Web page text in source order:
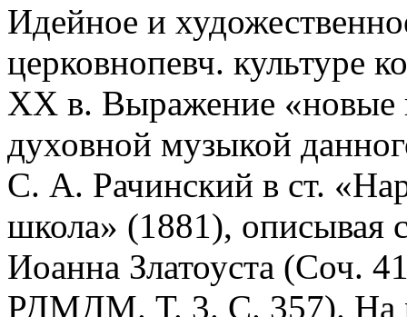
Идейное и
церковнопевч. культуре
XX в. Выражение «новые
духовной музыкой
С. А. Рачинский в ст.
школа» (1881), описывая
Иоанна Златоуста (Соч.
РДМДМ. Т. 3. С. 357). На